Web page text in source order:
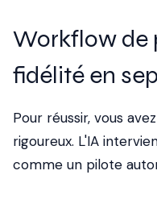
Workflow de
fidélité en
Pour réussir, vous
rigoureux. L'IA
comme un pilote